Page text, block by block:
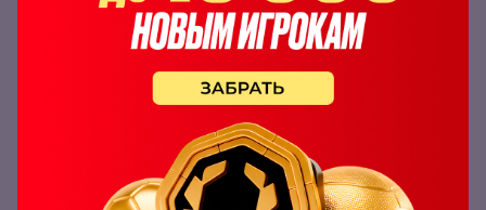
коэффициент: 1.95
Мы старались для вас!